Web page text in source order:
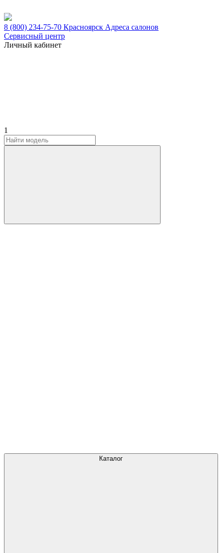
8 (800) 234-75-70 Красноярск Адреса салонов
Сервисный центр
Личный кабинет
1
Каталог